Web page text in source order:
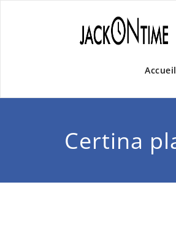
Accueil
Certina